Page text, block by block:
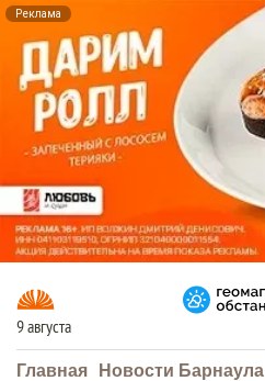
Реклама
9 августа
Главная Новости Барнаула